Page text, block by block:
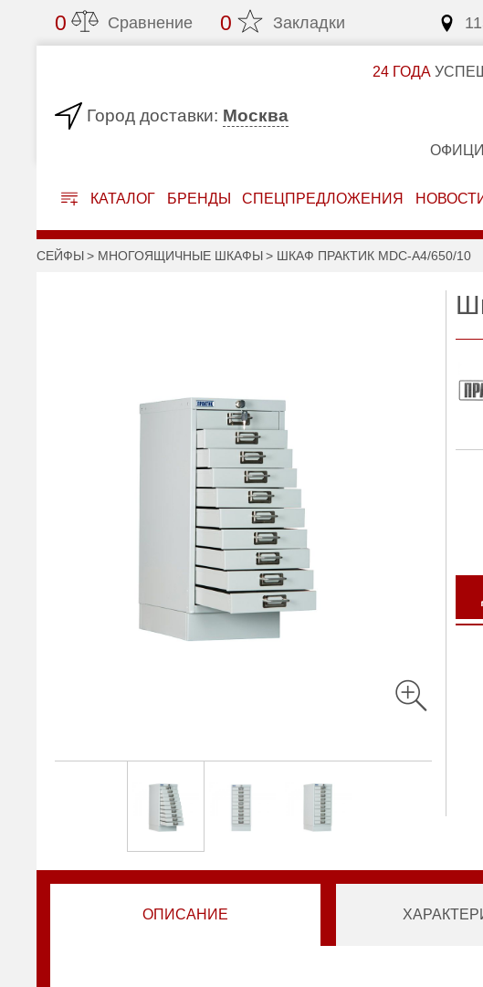
0 Сравнение 0 Закладки
Город доставки: Москва
24 ГОДА
КАТАЛОГ БРЕНДЫ СПЕЦПРЕДЛОЖЕНИЯ
СЕЙФЫ МНОГОЯЩИЧНЫЕ ШКАФЫ ШКАФ ПРАКТИК MDC-A4/650/10
ОПИСАНИЕ